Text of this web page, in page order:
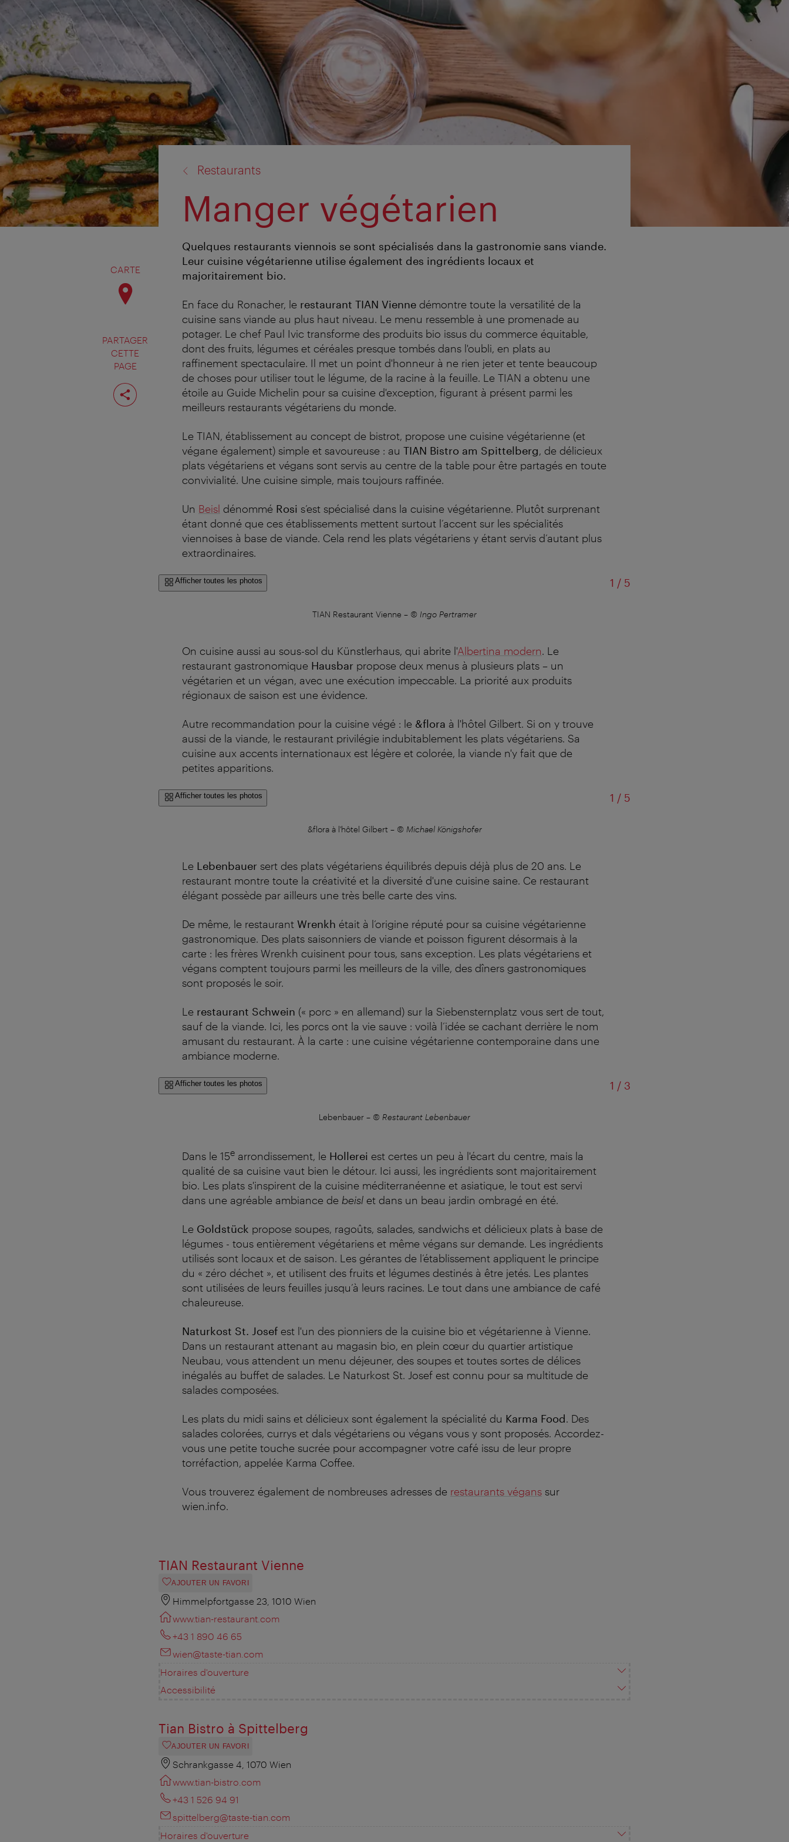
CARTE
PARTAGER
CETTE
PAGE
Partager
cette
page
Restaurants
Manger végétarien
Quelques restaurants viennois se sont spécialisés dans la gastronomie sans viande.
Leur cuisine végétarienne utilise également des ingrédients locaux et
majoritairement bio.
En face du Ronacher, le restaurant TIAN Vienne démontre toute la versatilité de la
cuisine sans viande au plus haut niveau. Le menu ressemble à une promenade au
potager. Le chef Paul Ivic transforme des produits bio issus du commerce équitable,
dont des fruits, légumes et céréales presque tombés dans l'oubli, en plats au
raffinement spectaculaire. Il met un point d'honneur à ne rien jeter et tente beaucoup
de choses pour utiliser tout le légume, de la racine à la feuille. Le TIAN a obtenu une
étoile au Guide Michelin pour sa cuisine d'exception, figurant à présent parmi les
meilleurs restaurants végétariens du monde.
Le TIAN, établissement au concept de bistrot, propose une cuisine végétarienne (et
végane également) simple et savoureuse : au TIAN Bistro am Spittelberg, de délicieux
plats végétariens et végans sont servis au centre de la table pour être partagés en toute
convivialité. Une cuisine simple, mais toujours raffinée.
Un Beisl dénommé Rosi s’est spécialisé dans la cuisine végétarienne. Plutôt surprenant
étant donné que ces établissements mettent surtout l’accent sur les spécialités
viennoises à base de viande. Cela rend les plats végétariens y étant servis d’autant plus
extraordinaires.
Afficher toutes les photos 1 /sur
5
TIAN Restaurant Vienne – © Ingo Pertramer
On cuisine aussi au sous-sol du Künstlerhaus, qui abrite l'Albertina modern. Le
restaurant gastronomique Hausbar propose deux menus à plusieurs plats – un
végétarien et un végan, avec une exécution impeccable. La priorité aux produits
régionaux de saison est une évidence.
Autre recommandation pour la cuisine végé : le &flora à l'hôtel Gilbert. Si on y trouve
aussi de la viande, le restaurant privilégie indubitablement les plats végétariens. Sa
cuisine aux accents internationaux est légère et colorée, la viande n'y fait que de
petites apparitions.
Afficher toutes les photos 1 /sur
5
&flora à l'hôtel Gilbert – © Michael Königshofer
Le Lebenbauer sert des plats végétariens équilibrés depuis déjà plus de 20 ans. Le
restaurant montre toute la créativité et la diversité d'une cuisine saine. Ce restaurant
élégant possède par ailleurs une très belle carte des vins.
De même, le restaurant Wrenkh était à l’origine réputé pour sa cuisine végétarienne
gastronomique. Des plats saisonniers de viande et poisson figurent désormais à la
carte : les frères Wrenkh cuisinent pour tous, sans exception. Les plats végétariens et
végans comptent toujours parmi les meilleurs de la ville, des dîners gastronomiques
sont proposés le soir.
Le restaurant Schwein (« porc » en allemand) sur la Siebensternplatz vous sert de tout,
sauf de la viande. Ici, les porcs ont la vie sauve : voilà l’idée se cachant derrière le nom
amusant du restaurant. À la carte : une cuisine végétarienne contemporaine dans une
ambiance moderne.
Afficher toutes les photos 1 /sur
3
Lebenbauer – © Restaurant Lebenbauer
Dans le 15e arrondissement, le Hollerei est certes un peu à l'écart du centre, mais la
qualité de sa cuisine vaut bien le détour. Ici aussi, les ingrédients sont majoritairement
bio. Les plats s'inspirent de la cuisine méditerranéenne et asiatique, le tout est servi
dans une agréable ambiance de beisl et dans un beau jardin ombragé en été.
Le Goldstück propose soupes, ragoûts, salades, sandwichs et délicieux plats à base de
légumes - tous entièrement végétariens et même végans sur demande. Les ingrédients
utilisés sont locaux et de saison. Les gérantes de l’établissement appliquent le principe
du « zéro déchet », et utilisent des fruits et légumes destinés à être jetés. Les plantes
sont utilisées de leurs feuilles jusqu’à leurs racines. Le tout dans une ambiance de café
chaleureuse.
Naturkost St. Josef est l'un des pionniers de la cuisine bio et végétarienne à Vienne.
Dans un restaurant attenant au magasin bio, en plein cœur du quartier artistique
Neubau, vous attendent un menu déjeuner, des soupes et toutes sortes de délices
inégalés au buffet de salades. Le Naturkost St. Josef est connu pour sa multitude de
salades composées.
Les plats du midi sains et délicieux sont également la spécialité du Karma Food. Des
salades colorées, currys et dals végétariens ou végans vous y sont proposés. Accordez-
vous une petite touche sucrée pour accompagner votre café issu de leur propre
torréfaction, appelée Karma Coffee.
Vous trouverez également de nombreuses adresses de restaurants végans sur
wien.info.
TIAN Restaurant Vienne
AJOUTER UN FAVORI
Himmelpfortgasse 23, 1010 Wien
www.tian-restaurant.com
+43 1 890 46 65
wien@taste-tian.com
Horaires d'ouverture
Accessibilité
Tian Bistro à Spittelberg
AJOUTER UN FAVORI
Schrankgasse 4, 1070 Wien
www.tian-bistro.com
+43 1 526 94 91
spittelberg@taste-tian.com
Horaires d'ouverture